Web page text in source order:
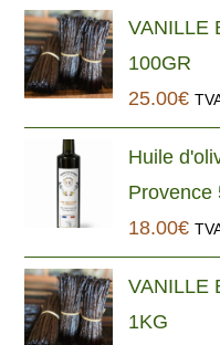
VANILLE
100GR
25.00€
Huile
Provence
18.00€
VANILLE
1KG